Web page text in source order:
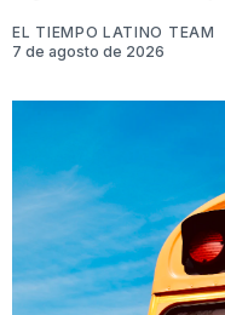
EL TIEMPO LATINO TEAM
7 de agosto de 2026